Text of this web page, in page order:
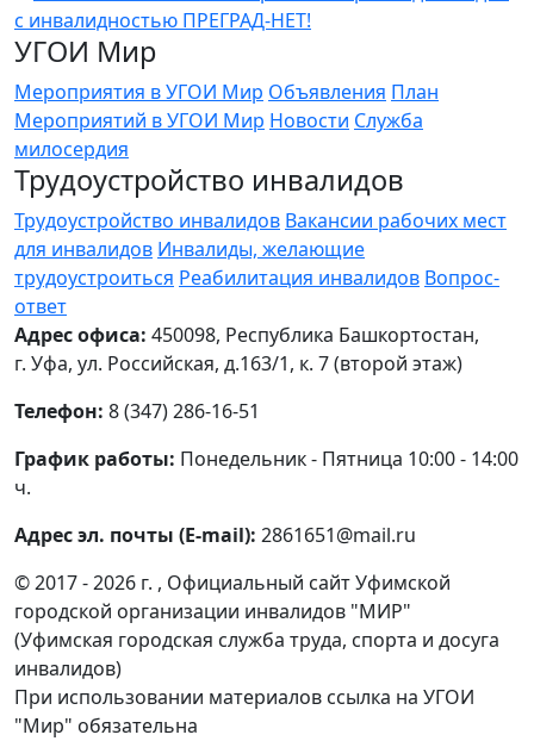
УГОИ Мир
Мероприятия в УГОИ Мир Объявления План
Мероприятий в УГОИ Мир Новости Служба
милосердия
Трудоустройство инвалидов
Трудоустройство инвалидов Вакансии рабочих мест
для инвалидов Инвалиды, желающие
трудоустроиться Реабилитация инвалидов Вопрос-
ответ
Адрес офиса: 450098, Республика Башкортостан,
г. Уфа, ул. Российская, д.163/1, к. 7 (второй этаж)
Телефон: 8 (347) 286-16-51
График работы: Понедельник - Пятница 10:00 - 14:00
ч.
Адрес эл. почты (E-mail): 2861651@mail.ru
© 2017 - 2026 г. , Официальный сайт Уфимской
городской организации инвалидов "МИР"
(Уфимская городская служба труда, спорта и досуга
инвалидов)
При использовании материалов ссылка на УГОИ
"Мир" обязательна